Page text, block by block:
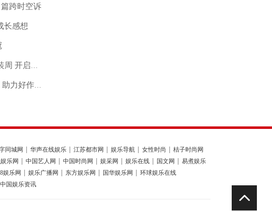
跨时空诉
长感想
ToryBurch品牌代言人秦岚受邀出席纽约时装周 开启都市
抖音创作者经营重磅发布：升级经营能力，助力好作者活得更
同城网 华声在线娱乐 江苏都市网 娱乐导航 女性时尚
桔子时尚网
乐网 中国艺人网 中国时尚网 娱采网 娱乐在线 国文网
易煮娱乐
娱乐网 娱乐广播网 东方娱乐网 国华娱乐网
环球娱乐在线
中国娱乐资讯